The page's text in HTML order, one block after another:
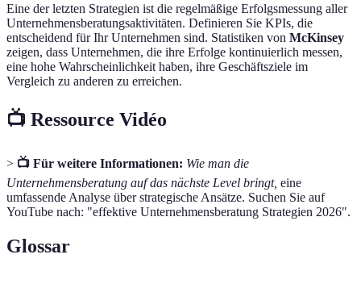
Eine der letzten Strategien ist die regelmäßige Erfolgsmessung aller
Unternehmensberatungsaktivitäten. Definieren Sie KPIs, die
entscheidend für Ihr Unternehmen sind. Statistiken von McKinsey
zeigen, dass Unternehmen, die ihre Erfolge kontinuierlich messen,
eine hohe Wahrscheinlichkeit haben, ihre Geschäftsziele im
Vergleich zu anderen zu erreichen.
📺 Ressource Vidéo
> 📺 Für weitere Informationen: Wie man die
Unternehmensberatung auf das nächste Level bringt, eine
umfassende Analyse über strategische Ansätze. Suchen Sie auf
YouTube nach: "effektive Unternehmensberatung Strategien 2026".
Glossar